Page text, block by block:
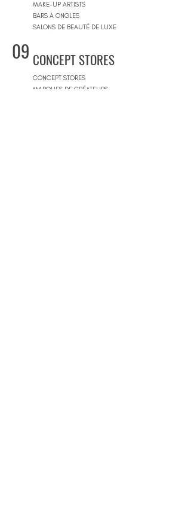
MAKE-UP ARTISTS
BARS À ONGLES
SALONS DE BEAUTÉ DE LUXE
09 CONCEPT STORES
CONCEPT STORES
MARQUES DE CRÉATEURS